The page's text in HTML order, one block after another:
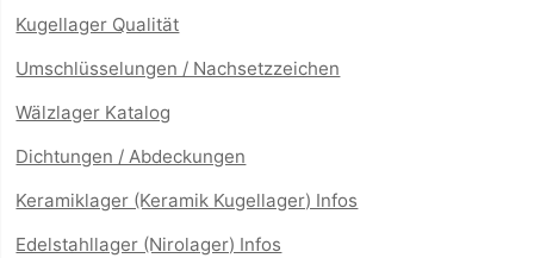
Kugellager Qualität
Umschlüsselungen / Nachsetzzeichen
Wälzlager Katalog
Dichtungen / Abdeckungen
Keramiklager (Keramik Kugellager) Infos
Edelstahllager (Nirolager) Infos